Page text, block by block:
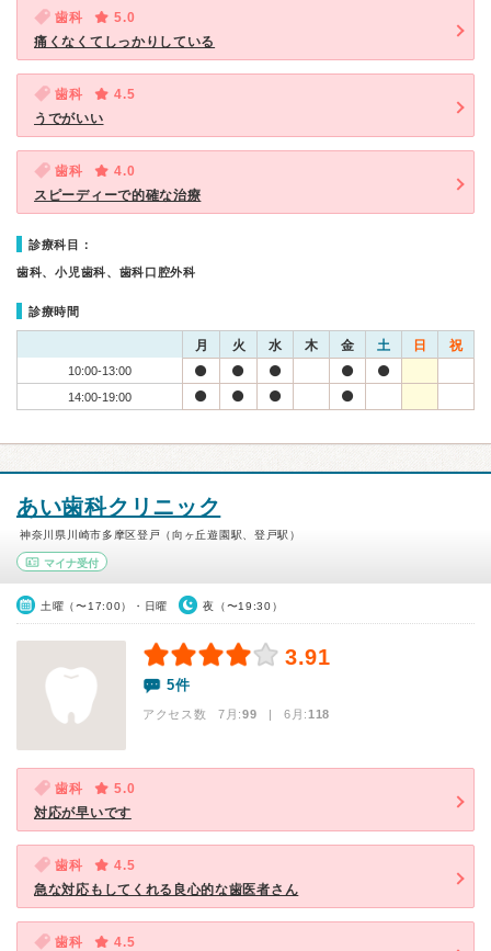
歯科
5.0
痛くなくてしっかりしている
歯科
4.5
うでがいい
歯科
4.0
スピーディーで的確な治療
診療科目：
歯科、小児歯科、歯科口腔外科
診療時間
月 火 水 木 金 土 日 祝
10:00-13:00
14:00-19:00
あい歯科クリニック
神奈川県川崎市多摩区登戸（向ヶ丘遊園駅、登戸駅）
マイナ受付
土曜（〜17:00）・日曜 夜（〜19:30）
3.91
5件
アクセス数 7月:99 | 6月:118
歯科
5.0
対応が早いです
歯科
4.5
急な対応もしてくれる良心的な歯医者さん
歯科
4.5